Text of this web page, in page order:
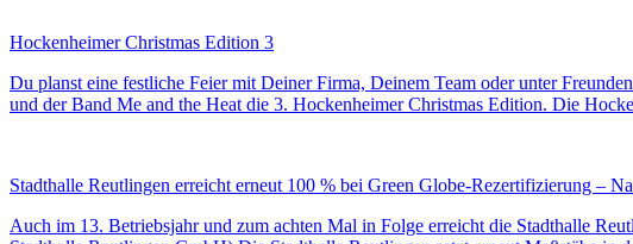
Hockenheimer Christmas Edition 3
Du planst eine festliche Feier mit Deiner Firma, Deinem Team oder unter
und der Band Me and the Heat die 3. Hockenheimer Christmas Edition. Die
Stadthalle Reutlingen erreicht erneut 100 % bei Green Globe-Rezertifizierung –
Auch im 13. Betriebsjahr und zum achten Mal in Folge erreicht die Stadthalle